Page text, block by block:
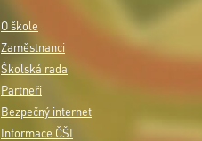
O škole
Zaměstnanci
Školská rada
Partneři
Bezpečný internet
Informace ČŠI